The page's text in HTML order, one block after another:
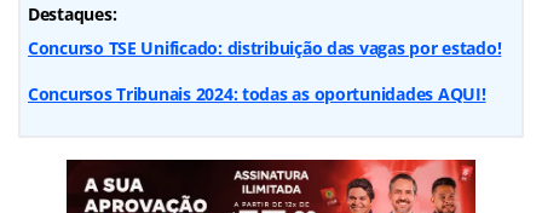
Destaques:
Concurso TSE Unificado: distribuição das vagas por estado!
Concursos Tribunais 2024: todas as oportunidades AQUI!